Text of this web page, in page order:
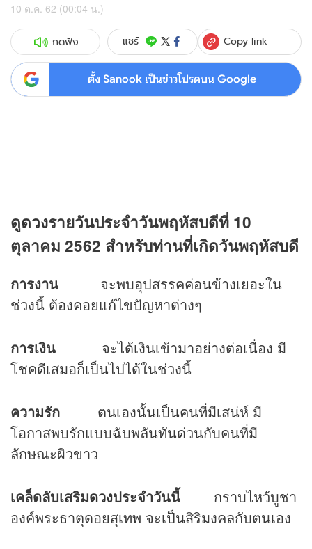
10 ต.ค. 62 (00:04 น.)
กดฟัง แชร์ Copy link
ตั้ง Sanook เป็นข่าวโปรดบน Google
ดูดวงรายวันประจำวันพฤหัสบดีที่ 10
ตุลาคม 2562 สำหรับท่านที่เกิดวันพฤหัสบดี
การงาน จะพบอุปสรรคค่อนข้างเยอะใน
ช่วงนี้ ต้องคอยแก้ไขปัญหาต่างๆ
การเงิน จะได้เงินเข้ามาอย่างต่อเนื่อง มี
โชคดีเสมอก็เป็นไปได้ในช่วงนี้
ความรัก ตนเองนั้นเป็นคนที่มีเสน่ห์ มี
โอกาสพบรักแบบฉับพลันทันด่วนกับคนที่มี
ลักษณะผิวขาว
เคล็ดลับเสริมดวงประจำวันนี้ กราบไหว้บูชา
องค์พระธาตุดอยสุเทพ จะเป็นสิริมงคลกับตนเอง